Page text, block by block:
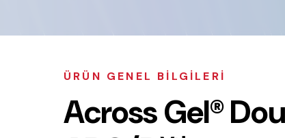
ÜRÜN GENEL BILGILERI
AcrossGel®Dou